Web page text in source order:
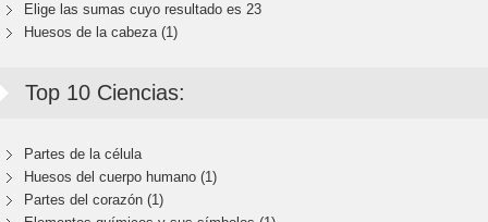
Elige las sumas cuyo resultado es 23
Huesos de la cabeza (1)
Top 10 Ciencias:
Partes de la célula
Huesos del cuerpo humano (1)
Partes del corazón (1)